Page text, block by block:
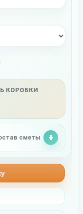
КОРОБКИ
сметы